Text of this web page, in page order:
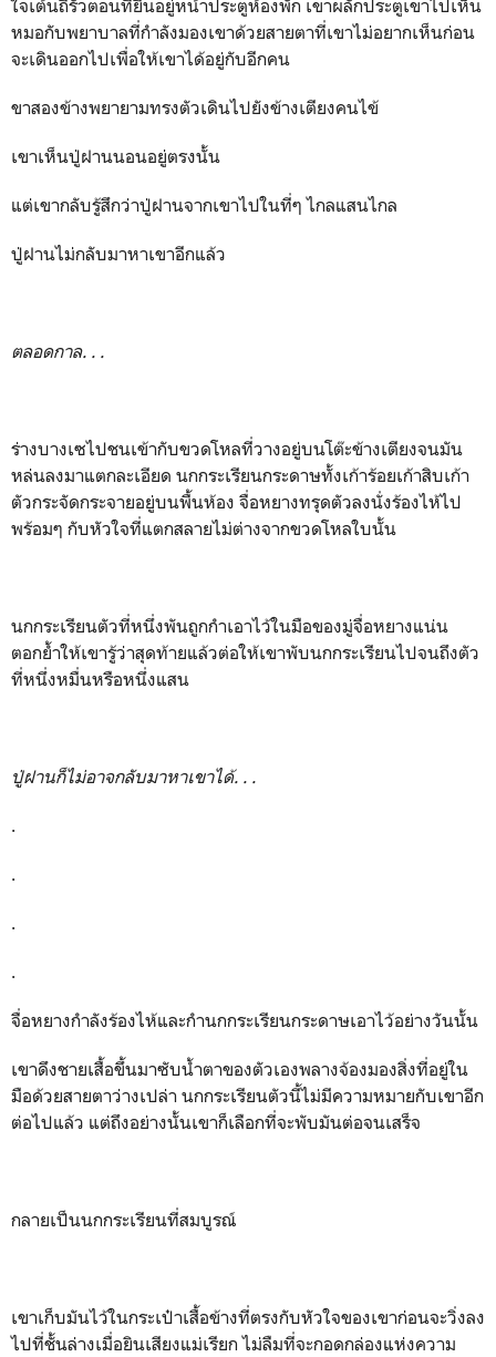
ใจเต้นถี่รัวตอนที่ยืนอยู่หน้าประตูห้องพัก เขาผลักประตูเขาไปเห็น
หมอกับพยาบาลที่กำลังมองเขาด้วยสายตาที่เขาไม่อยากเห็นก่อน
จะเดินออกไปเพื่อให้เขาได้อยู่กับอีกคน
ขาสองข้างพยายามทรงตัวเดินไปยังข้างเตียงคนไข้
เขาเห็นปู่ฝานนอนอยู่ตรงนั้น
แต่เขากลับรู้สึกว่าปู่ฝานจากเขาไปในที่ๆ ไกลแสนไกล
ปู่ฝานไม่กลับมาหาเขาอีกแล้ว
ตลอดกาล. . .
ร่างบางเซไปชนเข้ากับขวดโหลที่วางอยู่บนโต๊ะข้างเตียงจนมัน
หล่นลงมาแตกละเอียด นกกระเรียนกระดาษทั้งเก้าร้อยเก้าสิบเก้า
ตัวกระจัดกระจายอยู่บนพื้นห้อง จื่อหยางทรุดตัวลงนั่งร้องไห้ไป
พร้อมๆ กับหัวใจที่แตกสลายไม่ต่างจากขวดโหลใบนั้น
นกกระเรียนตัวที่หนึ่งพันถูกกำเอาไว้ในมือของมู่จื่อหยางแน่น
ตอกย้ำให้เขารู้ว่าสุดท้ายแล้วต่อให้เขาพับนกกระเรียนไปจนถึงตัว
ที่หนึ่งหมื่นหรือหนึ่งแสน
ปู่ฝานก็ไม่อาจกลับมาหาเขาได้. . .
.
.
.
.
จื่อหยางกำลังร้องไห้และกำนกกระเรียนกระดาษเอาไว้อย่างวันนั้น
เขาดึงชายเสื้อขึ้นมาซับน้ำตาของตัวเองพลางจ้องมองสิ่งที่อยู่ใน
มือด้วยสายตาว่างเปล่า นกกระเรียนตัวนี้ไม่มีความหมายกับเขาอีก
ต่อไปแล้ว แต่ถึงอย่างนั้นเขาก็เลือกที่จะพับมันต่อจนเสร็จ
กลายเป็นนกกระเรียนที่สมบูรณ์
เขาเก็บมันไว้ในกระเป๋าเสื้อข้างที่ตรงกับหัวใจของเขาก่อนจะวิ่งลง
ไปที่ชั้นล่างเมื่อยินเสียงแม่เรียก ไม่ลืมที่จะกอดกล่องแห่งความ